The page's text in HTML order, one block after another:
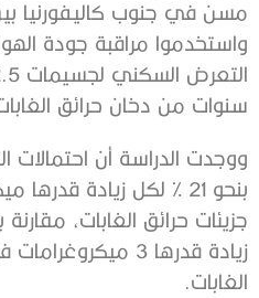
واستخدموا مراقبة جودة
سنوات من دخان حرائق
ووجدت الدراسة أن احتمالات
بنحو 21 % لكل زيادة
زيادة قدرها 3
الغابات.